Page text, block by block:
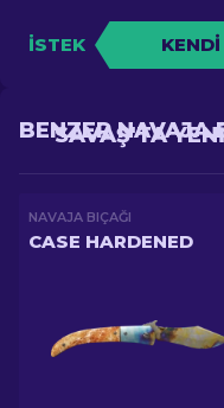
İSTEK
SAVAŞ'TA
BENZER NAVAJA
NAVAJA BIÇAĞI
CASE HARDENED